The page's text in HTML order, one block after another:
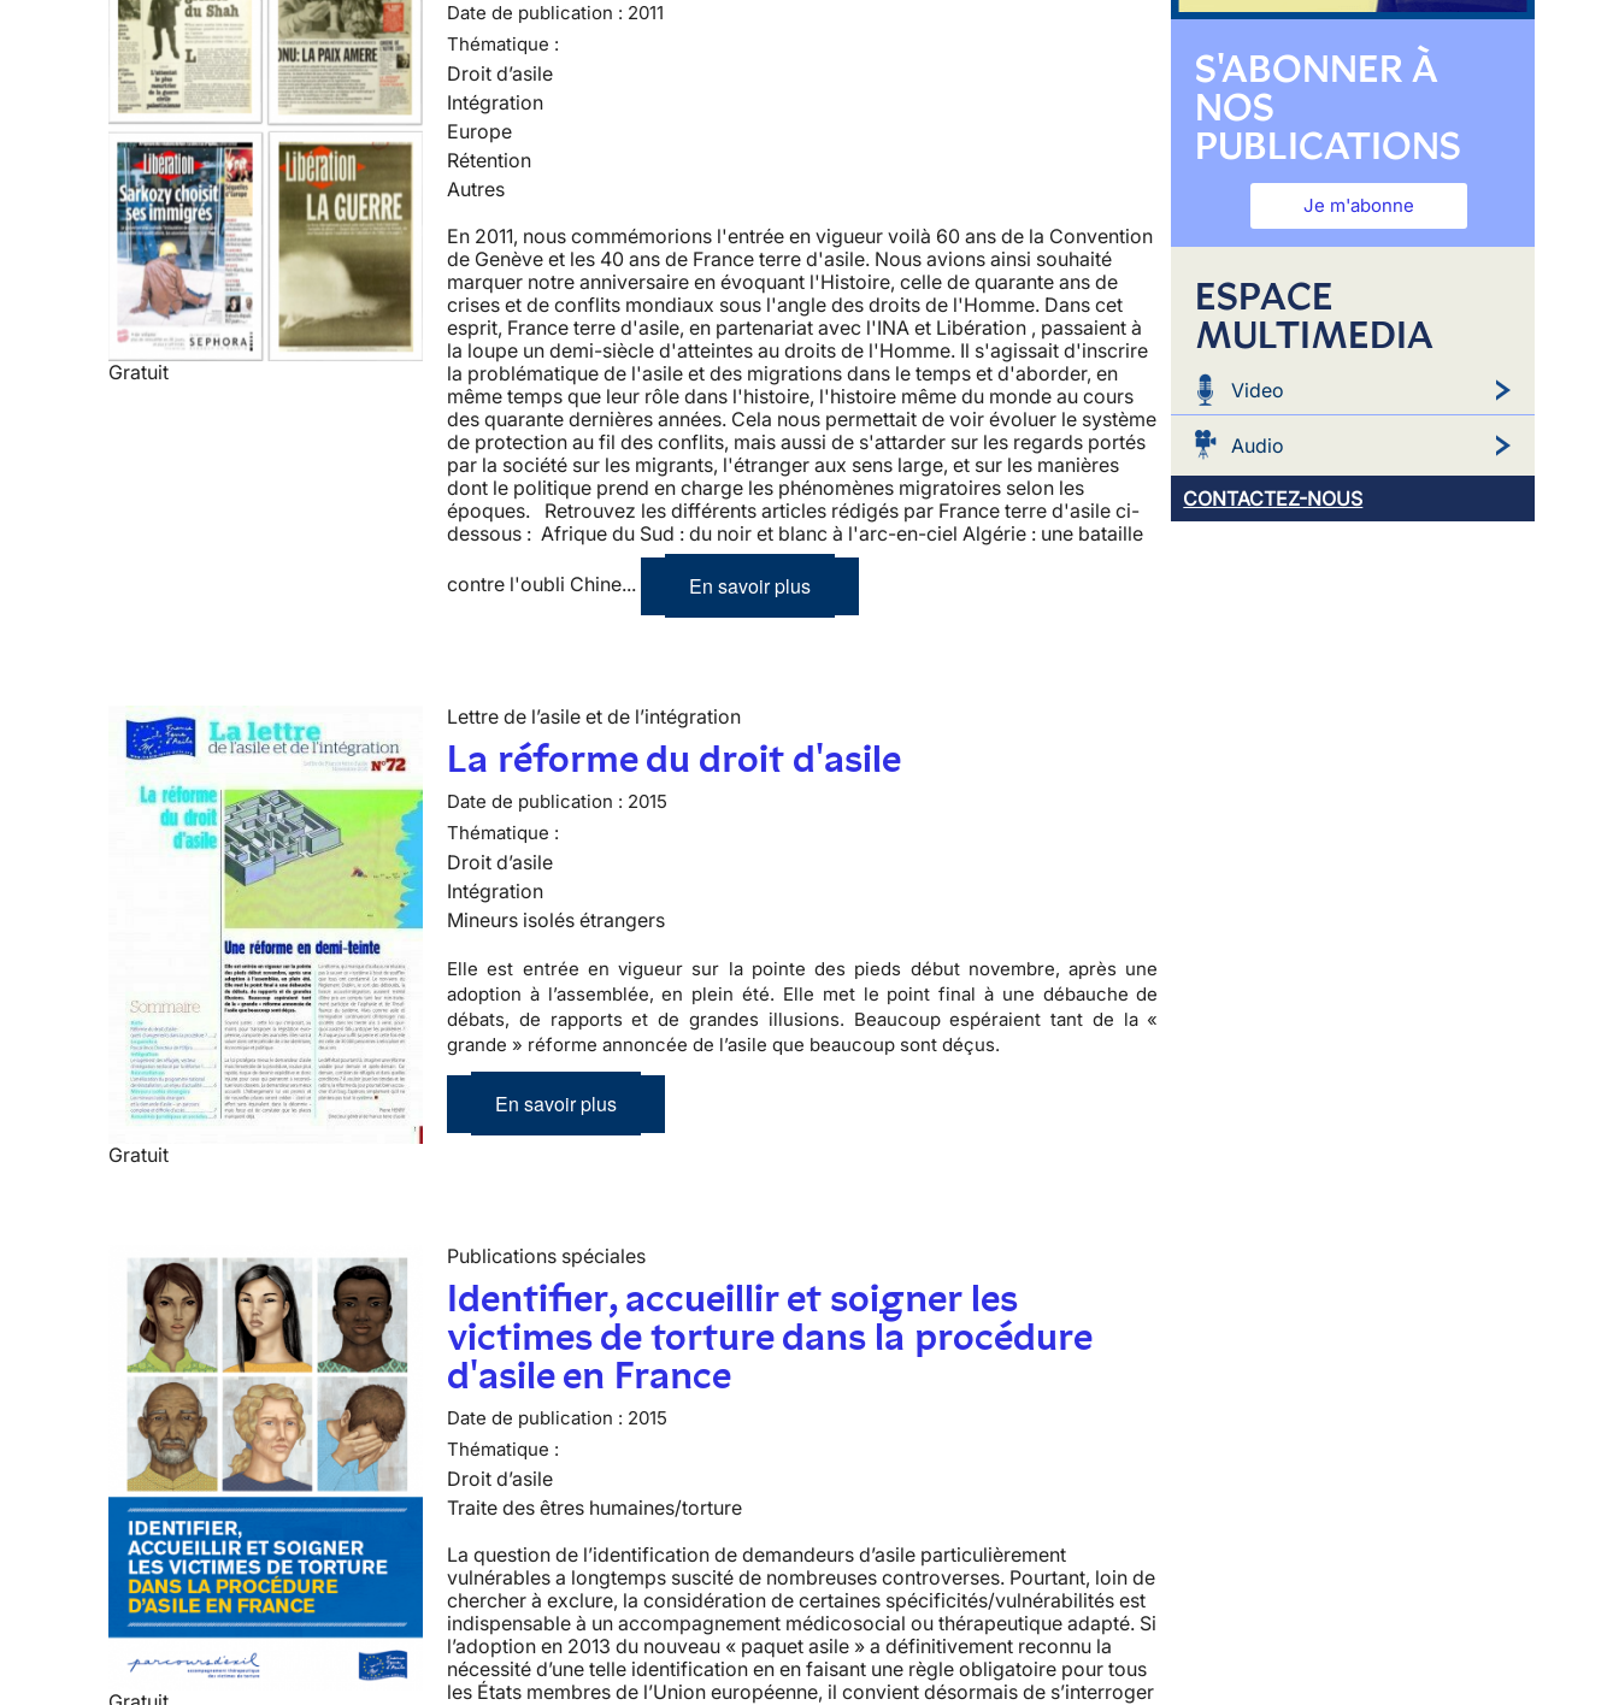
Gratuit
Date de publication : 2011
Thématique :
Droit d’asile
Intégration
Europe
Rétention
Autres
En 2011, nous commémorions l'entrée en vigueur voilà 60 ans de la Convention
de Genève et les 40 ans de France terre d'asile. Nous avions ainsi souhaité
marquer notre anniversaire en évoquant l'Histoire, celle de quarante ans de
crises et de conflits mondiaux sous l'angle des droits de l'Homme. Dans cet
esprit, France terre d'asile, en partenariat avec l'INA et Libération , passaient à
la loupe un demi-siècle d'atteintes au droits de l'Homme. Il s'agissait d'inscrire
la problématique de l'asile et des migrations dans le temps et d'aborder, en
même temps que leur rôle dans l'histoire, l'histoire même du monde au cours
des quarante dernières années. Cela nous permettait de voir évoluer le système
de protection au fil des conflits, mais aussi de s'attarder sur les regards portés
par la société sur les migrants, l'étranger aux sens large, et sur les manières
dont le politique prend en charge les phénomènes migratoires selon les
époques. Retrouvez les différents articles rédigés par France terre d'asile ci-
dessous : Afrique du Sud : du noir et blanc à l'arc-en-ciel Algérie : une bataille
contre l'oubli Chine... En savoir plus
Gratuit
Lettre de l’asile et de l’intégration
La réforme du droit d'asile
Date de publication : 2015
Thématique :
Droit d’asile
Intégration
Mineurs isolés étrangers
Elle est entrée en vigueur sur la pointe des pieds début novembre, après une
adoption à l’assemblée, en plein été. Elle met le point final à une débauche de
débats, de rapports et de grandes illusions. Beaucoup espéraient tant de la «
grande » réforme annoncée de l’asile que beaucoup sont déçus.
En savoir plus
Publications spéciales
Identifier, accueillir et soigner les
victimes de torture dans la procédure
d'asile en France
Date de publication : 2015
Thématique :
Droit d’asile
Traite des êtres humaines/torture
La question de l’identification de demandeurs d’asile particulièrement
vulnérables a longtemps suscité de nombreuses controverses. Pourtant, loin de
chercher à exclure, la considération de certaines spécificités/vulnérabilités est
indispensable à un accompagnement médicosocial ou thérapeutique adapté. Si
l’adoption en 2013 du nouveau « paquet asile » a définitivement reconnu la
nécessité d’une telle identification en en faisant une règle obligatoire pour tous
les États membres de l’Union européenne, il convient désormais de s’interroger
S'ABONNER À
NOS
PUBLICATIONS
Je m'abonne
ESPACE
MULTIMEDIA
Video
Audio
CONTACTEZ-NOUS